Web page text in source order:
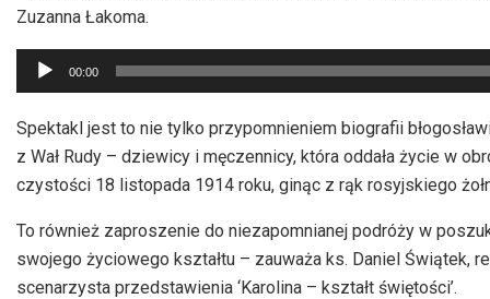
Zuzanna Łakoma.
Odtwarzacz
plików
dźwiękowych
00:00
Spektakl jest to nie tylko przypomnieniem biografii
z Wał Rudy – dziewicy i męczennicy, która oddała życie w
czystości 18 listopada 1914 roku, ginąc z rąk rosyjskiego
To również zaproszenie do niezapomnianej podróży w
swojego życiowego kształtu – zauważa ks. Daniel Świątek,
scenarzysta przedstawienia ‘Karolina – kształt świętości’.